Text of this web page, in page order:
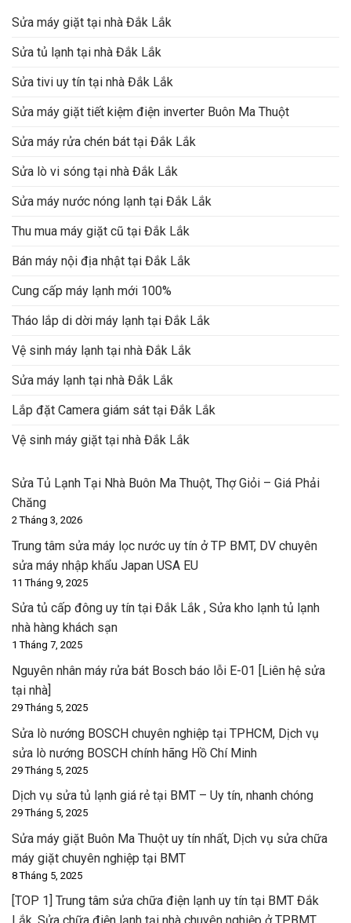
Sửa máy giặt tại nhà Đắk Lắk
Sửa tủ lạnh tại nhà Đắk Lắk
Sửa tivi uy tín tại nhà Đắk Lắk
Sửa máy giặt tiết kiệm điện inverter Buôn Ma Thuột
Sửa máy rửa chén bát tại Đắk Lắk
Sửa lò vi sóng tại nhà Đắk Lắk
Sửa máy nước nóng lạnh tại Đắk Lắk
Thu mua máy giặt cũ tại Đắk Lắk
Bán máy nội địa nhật tại Đắk Lắk
Cung cấp máy lạnh mới 100%
Tháo lắp di dời máy lạnh tại Đắk Lắk
Vệ sinh máy lạnh tại nhà Đắk Lắk
Sửa máy lạnh tại nhà Đắk Lắk
Lắp đặt Camera giám sát tại Đắk Lắk
Vệ sinh máy giặt tại nhà Đắk Lắk
Sửa Tủ Lạnh Tại Nhà Buôn Ma Thuột, Thợ Giỏi – Giá Phải
Chăng
2 Tháng 3, 2026
Trung tâm sửa máy lọc nước uy tín ở TP BMT, DV chuyên
sửa máy nhập khẩu Japan USA EU
11 Tháng 9, 2025
Sửa tủ cấp đông uy tín tại Đắk Lắk , Sửa kho lạnh tủ lạnh
nhà hàng khách sạn
1 Tháng 7, 2025
Nguyên nhân máy rửa bát Bosch báo lỗi E-01 [Liên hệ sửa
tại nhà]
29 Tháng 5, 2025
Sửa lò nướng BOSCH chuyên nghiệp tại TPHCM, Dịch vụ
sửa lò nướng BOSCH chính hãng Hồ Chí Minh
29 Tháng 5, 2025
Dịch vụ sửa tủ lạnh giá rẻ tại BMT – Uy tín, nhanh chóng
29 Tháng 5, 2025
Sửa máy giặt Buôn Ma Thuột uy tín nhất, Dịch vụ sửa chữa
máy giặt chuyên nghiệp tại BMT
8 Tháng 5, 2025
[TOP 1] Trung tâm sửa chữa điện lạnh uy tín tại BMT Đắk